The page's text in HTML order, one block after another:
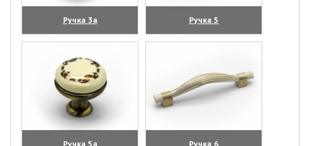
Ручка 3а
(увеличить)
Ручка 5
(увеличить)
Ручка 5а
Ручка 6